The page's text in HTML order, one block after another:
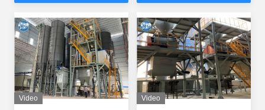
Video Video